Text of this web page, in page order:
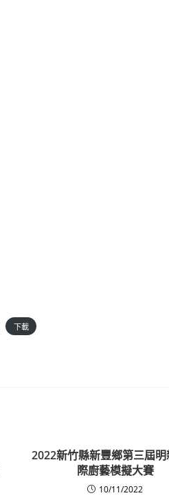
下載
2022新竹縣新豐鄉第三屆
際廚藝模擬大賽
10/11/2022